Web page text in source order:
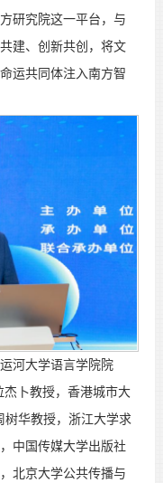
研究院这一平台，与
建、创新共创，将文
运共同体注入南方智
河大学语言学院院
杰卜教授，香港城市大
华教授，浙江大学求
中国传媒大学出版社
北京大学公共传播与